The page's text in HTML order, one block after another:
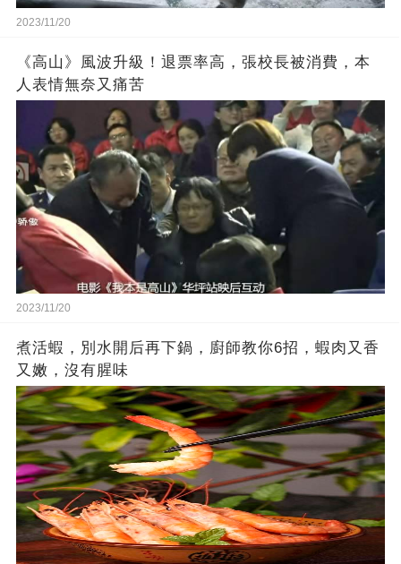
2023/11/20
《高山》風波升級！退票率高，張校長被消費，本
人表情無奈又痛苦
2023/11/20
煮活蝦，別水開后再下鍋，廚師教你6招，蝦肉又香
又嫩，沒有腥味